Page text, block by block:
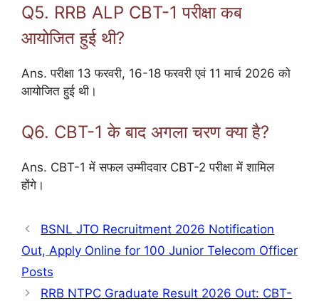
Q5. RRB ALP CBT-1 परीक्षा कब
आयोजित हुई थी?
Ans. परीक्षा 13 फरवरी, 16-18 फरवरी एवं 11 मार्च 2026 को
आयोजित हुई थी।
Q6. CBT-1 के बाद अगला चरण क्या है?
Ans. CBT-1 में सफल उम्मीदवार CBT-2 परीक्षा में शामिल
होंगे।
BSNL JTO Recruitment 2026 Notification
Out, Apply Online for 100 Junior Telecom Officer
Posts
RRB NTPC Graduate Result 2026 Out: CBT-